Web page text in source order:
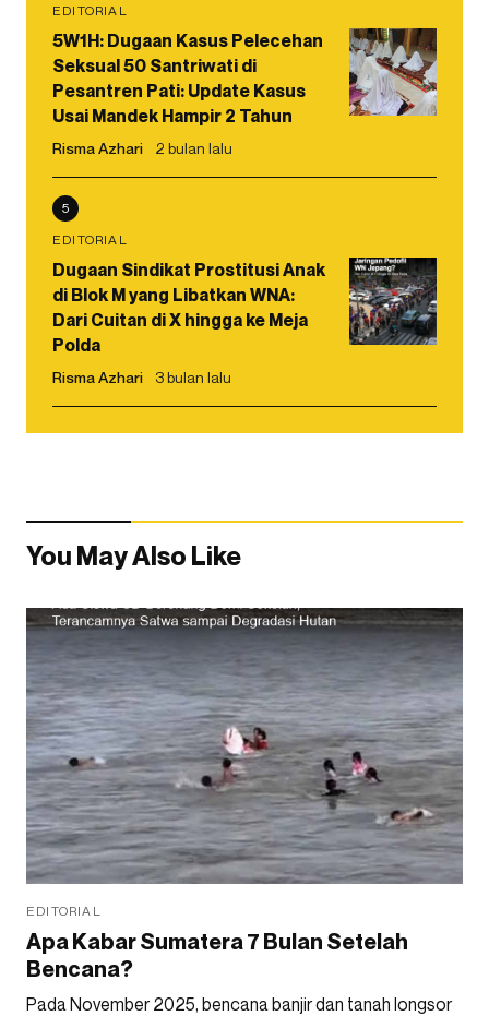
EDITORIAL
5W1H: Dugaan Kasus Pelecehan
Seksual 50 Santriwati di
Pesantren Pati: Update Kasus
Usai Mandek Hampir 2 Tahun
Risma Azhari 2 bulan lalu
5
EDITORIAL
Dugaan Sindikat Prostitusi Anak
di Blok M yang Libatkan WNA:
Dari Cuitan di X hingga ke Meja
Polda
Risma Azhari 3 bulan lalu
You May Also Like
EDITORIAL
Apa Kabar Sumatera 7 Bulan Setelah
Bencana?
Pada November 2025, bencana banjir dan tanah longsor